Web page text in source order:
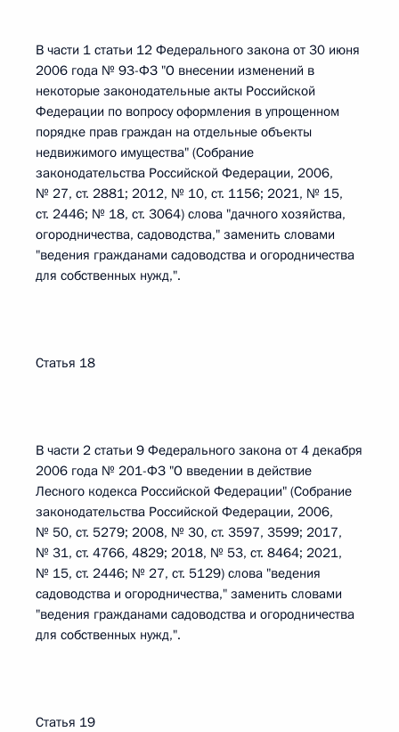
В части 1 статьи 12 Федерального закона от 30 июня
2006 года № 93-ФЗ "О внесении изменений в
некоторые законодательные акты Российской
Федерации по вопросу оформления в упрощенном
порядке прав граждан на отдельные объекты
недвижимого имущества" (Собрание
законодательства Российской Федерации, 2006,
№ 27, ст. 2881; 2012, № 10, ст. 1156; 2021, № 15,
ст. 2446; № 18, ст. 3064) слова "дачного хозяйства,
огородничества, садоводства," заменить словами
"ведения гражданами садоводства и огородничества
для собственных нужд,".
Статья 18
В части 2 статьи 9 Федерального закона от 4 декабря
2006 года № 201-ФЗ "О введении в действие
Лесного кодекса Российской Федерации" (Собрание
законодательства Российской Федерации, 2006,
№ 50, ст. 5279; 2008, № 30, ст. 3597, 3599; 2017,
№ 31, ст. 4766, 4829; 2018, № 53, ст. 8464; 2021,
№ 15, ст. 2446; № 27, ст. 5129) слова "ведения
садоводства и огородничества," заменить словами
"ведения гражданами садоводства и огородничества
для собственных нужд,".
Статья 19